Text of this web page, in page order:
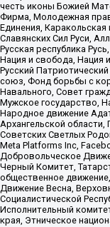
честь иконы Божией
Фирма, Молодежная
Единения,
Славянских Сил Руси,
Русская республика
Нация и свобода, Нация
Русский
союз, Фонд борьбы с
Навального, Совет
Мужское государство,
Народное движение
Архангельской
Советских Светлых
Meta Platforms Inc,
Добровольческое
Черный Комитет,
общественное
Движение Весна,
Социалистической
Исполнительный
края, Этническое